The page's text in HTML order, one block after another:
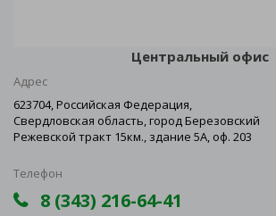
Центральный офис
Адрес
623704, Российская Федерация,
Свердловская область, город Березовский
Режевской тракт 15км., здание 5А, оф. 203
Телефон
8 (343) 216-64-41